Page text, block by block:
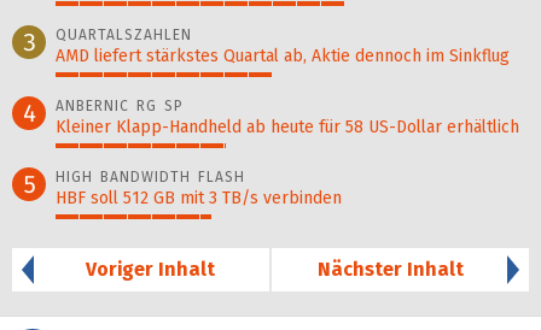
3 QUARTALSZAHLEN
AMD liefert stärkstes Quartal ab, Aktie dennoch im Sinkflug
4 ANBERNIC RG SP
Kleiner Klapp-Hand­held ab heute für 58 US-Dollar er­hält­lich
5 HIGH BANDWIDTH FLASH
HBF soll 512 GB mit 3 TB/s verbinden
Voriger Inhalt
Nächster Inhalt